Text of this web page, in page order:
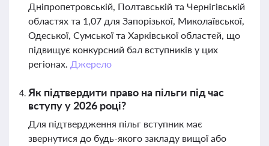
Дніпропетровській, Полтавській та Чернігівській
областях та 1,07 для Запорізької, Миколаївської,
Одеської, Сумської та Харківської областей, що
підвищує конкурсний бал вступників у цих
регіонах. Джерело
Як підтвердити право на пільги під час
вступу у 2026 році?
Для підтвердження пільг вступник має
звернутися до будь-якого закладу вищої або